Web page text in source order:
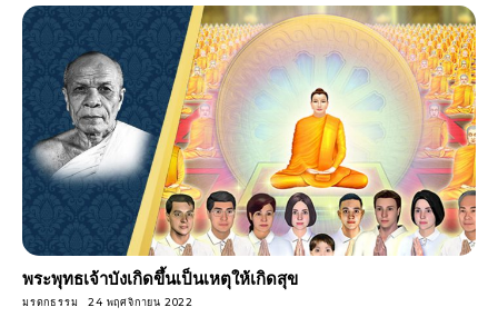
พระพุทธเจ้าบังเกิดขึ้นเป็นเหตุให้เกิดสุข
มรดกธรรม 24 พฤศจิกายน 2022